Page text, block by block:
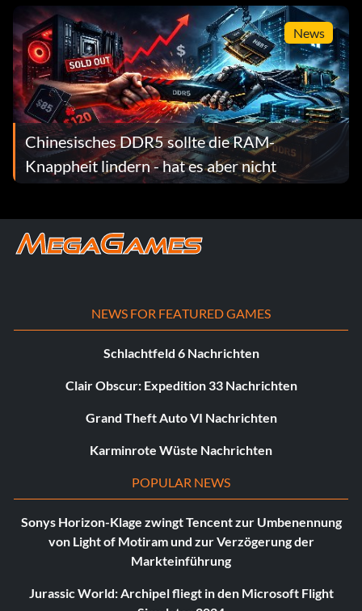
News
Chinesisches DDR5 sollte die RAM-
Knappheit lindern - hat es aber nicht
NEWS FOR FEATURED GAMES
Schlachtfeld 6 Nachrichten
Clair Obscur: Expedition 33 Nachrichten
Grand Theft Auto VI Nachrichten
Karminrote Wüste Nachrichten
POPULAR NEWS
Sonys Horizon-Klage zwingt Tencent zur Umbenennung
von Light of Motiram und zur Verzögerung der
Markteinführung
Jurassic World: Archipel fliegt in den Microsoft Flight